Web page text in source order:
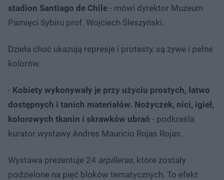
stadion Santiago de Chile - mówi dyrektor Muzeum
Pamięci Sybiru prof. Wojciech Śleszyński.
Dzieła choć ukazują represje i protesty, są żywe i pełne
kolorów.
- Kobiety wykonywały je przy użyciu prostych, łatwo
dostępnych i tanich materiałów. Nożyczek, nici, igieł,
kolorowych tkanin i skrawków ubrań - podkreśla
kurator wystawy Andres Mauricio Rojas Rojas.
Wystawa prezentuje 24 arpilleras, które zostały
podzielone na pięć bloków tematycznych. To efekt